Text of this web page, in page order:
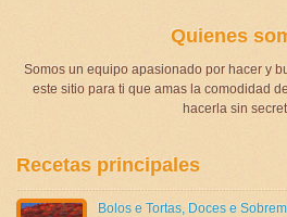
Quienes
Somos un equipo apasionado por hacer y
este sitio para ti que amas la comodidad
hacerla sin
Recetas principales
Bolos e Tortas, Doces e